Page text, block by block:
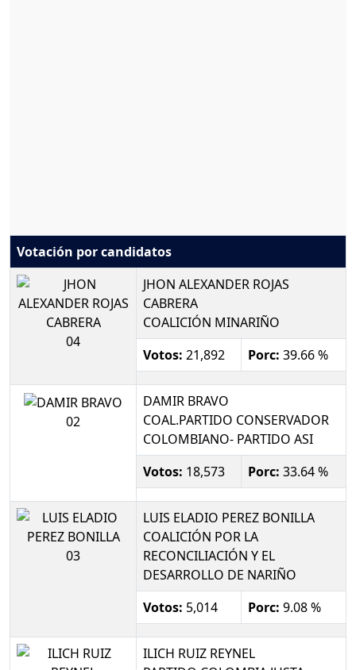
Votación por candidatos
04
JHON ALEXANDER ROJAS
CABRERA
COALICIÓN MINARIÑO
Votos: 21,892 Porc: 39.66 %
02
DAMIR BRAVO
COAL.PARTIDO CONSERVADOR
COLOMBIANO- PARTIDO ASI
Votos: 18,573 Porc: 33.64 %
03
LUIS ELADIO PEREZ BONILLA
COALICIÓN POR LA
RECONCILIACIÓN Y EL
DESARROLLO DE NARIÑO
Votos: 5,014 Porc: 9.08 %
ILICH RUIZ REYNEL